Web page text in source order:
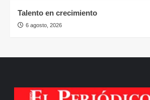
Talento en crecimiento
6 agosto, 2026